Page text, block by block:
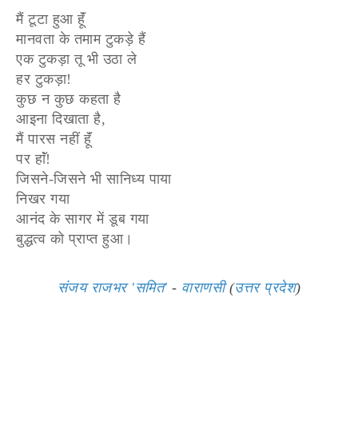
मैं टूटा हुआ हूॅं
मानवता के तमाम टुकड़े हैं
एक टुकड़ा तू भी उठा ले
हर टुकड़ा!
कुछ न कुछ कहता है
आइना दिखाता है,
मैं पारस नहीं हूॅं
पर हाॅं!
जिसने-जिसने भी सानिध्य पाया
निखर गया
आनंद के सागर में डूब गया
बुद्धत्व को प्राप्त हुआ।
संजय राजभर 'समित' - वाराणसी(उत्तर प्रदेश)